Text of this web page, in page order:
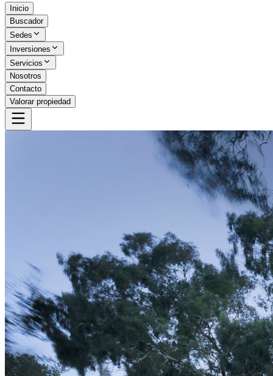
Inicio
Buscador
Sedes
Inversiones
Servicios
Nosotros
Contacto
Valorar propiedad